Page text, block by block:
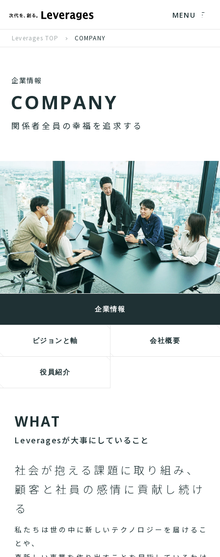
MENU
Leverages TOP COMPANY
企業情報
COMPANY
関 係者 全 員 の 幸 福 を追 求 す る
企業情報
ビジョンと軸 会社概要
役員紹介
WHAT
Leveragesが大事にしていること
社会が抱える課題に取り組み、
顧客と社員の感情に貢献し続け
る
私たちは世の中に新しいテクノロジーを届けるこ
とや、